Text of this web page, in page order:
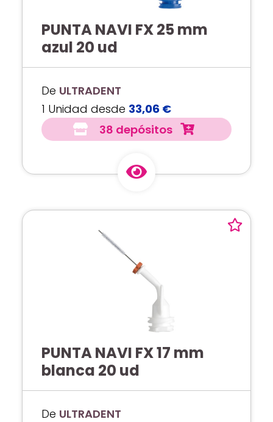
PUNTA NAVI FX 25 mm
azul 20 ud
De ULTRADENT
1 Unidad desde 33,06 €
38 depósitos
PUNTA NAVI FX 17 mm
blanca 20 ud
De ULTRADENT